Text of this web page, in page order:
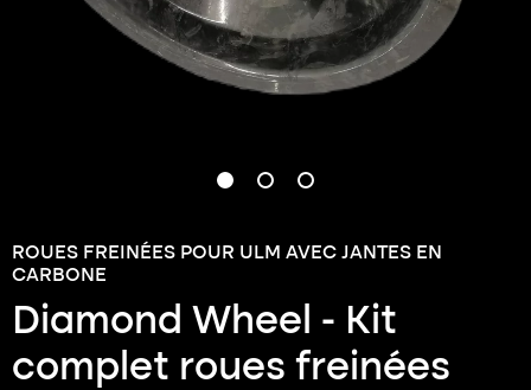
ROUES FREINÉES POUR ULM AVEC JANTES EN
CARBONE
Diamond Wheel - Kit
complet roues freinées